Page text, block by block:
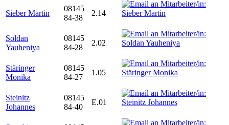
Sieber Martin
08145
84-38
2.14
Soldan
Yauheniya
08145
84-28
2.02
Stäringer
Monika
08145
84-27
1.05
Steinitz
Johannes
08145
84-40
E.01